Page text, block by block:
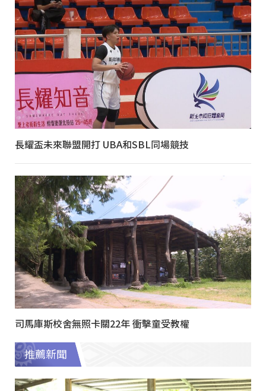
長耀盃未來聯盟開打 UBA和SBL同場競技
司馬庫斯校舍無照卡關22年 衝擊童受教權
推薦新聞